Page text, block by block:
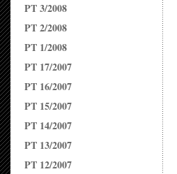
PT 3/2008
PT 2/2008
PT 1/2008
PT 17/2007
PT 16/2007
PT 15/2007
PT 14/2007
PT 13/2007
PT 12/2007